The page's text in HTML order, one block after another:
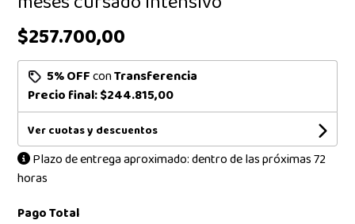
$257.700,00
5% OFFconTransferencia
Precio final:$244.815,00
Ver cuotas y descuentos
Plazo de entrega aproximado: dentro de las próximas 72
horas
Pago Total